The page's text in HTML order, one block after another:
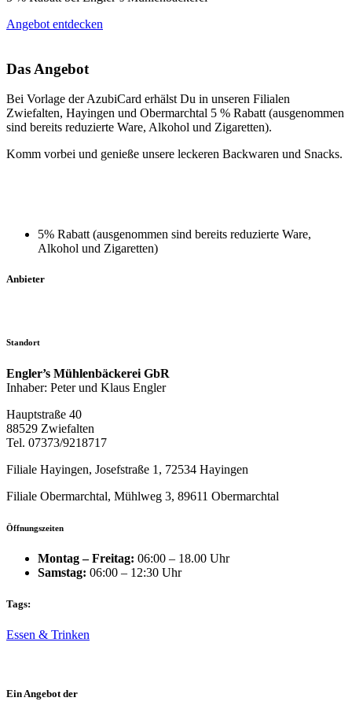
Angebot entdecken
Das Angebot
Bei Vorlage der AzubiCard erhälst Du in unseren Filialen
Zwiefalten, Hayingen und Obermarchtal 5 % Rabatt (ausgenommen
sind bereits reduzierte Ware, Alkohol und Zigaretten).
Komm vorbei und genieße unsere leckeren Backwaren und Snacks.
5% Rabatt (ausgenommen sind bereits reduzierte Ware,
Alkohol und Zigaretten)
Anbieter
Standort
Engler’s Mühlenbäckerei GbR
Inhaber: Peter und Klaus Engler
Hauptstraße 40
88529 Zwiefalten
Tel. 07373/9218717
Filiale Hayingen, Josefstraße 1, 72534 Hayingen
Filiale Obermarchtal, Mühlweg 3, 89611 Obermarchtal
Öffnungszeiten
Montag – Freitag: 06:00 – 18.00 Uhr
Samstag: 06:00 – 12:30 Uhr
Tags:
Essen & Trinken
Ein Angebot der